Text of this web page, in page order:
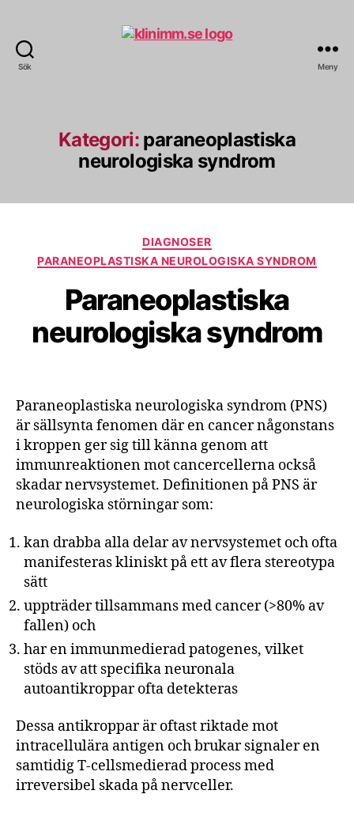
Sök Meny
Kategori: paraneoplastiska
neurologiska syndrom
Kategorier
DIAGNOSER
PARANEOPLASTISKA NEUROLOGISKA SYNDROM
Paraneoplastiska
neurologiska syndrom
Paraneoplastiska neurologiska syndrom (PNS)
är sällsynta fenomen där en cancer någonstans
i kroppen ger sig till känna genom att
immunreaktionen mot cancercellerna också
skadar nervsystemet. Definitionen på PNS är
neurologiska störningar som:
kan drabba alla delar av nervsystemet och ofta
manifesteras kliniskt på ett av flera stereotypa
sätt
uppträder tillsammans med cancer (>80% av
fallen) och
har en immunmedierad patogenes, vilket
stöds av att specifika neuronala
autoantikroppar ofta detekteras
Dessa antikroppar är oftast riktade mot
intracellulära antigen och brukar signaler en
samtidig T-cellsmedierad process med
irreversibel skada på nervceller.